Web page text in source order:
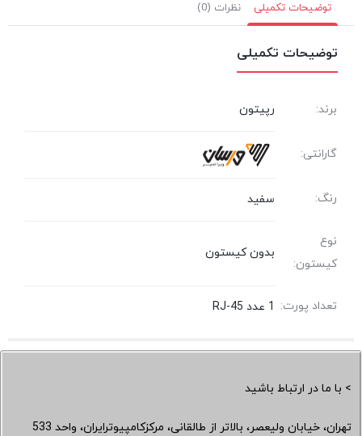
توضیحات تکمیلی نظرات (0)
توضیحات تکمیلی
برند: رپیتون
گارانتی:
رنگ: سفید
نوع
کیستون:
بدون کیستون
تعداد پورت: 1 عدد RJ-45
> با ما در ارتباط باشید
تهران، خیابان ولیعصر، بالاتر از طالقانی، مرکزکامپیوترایران، واحد 533